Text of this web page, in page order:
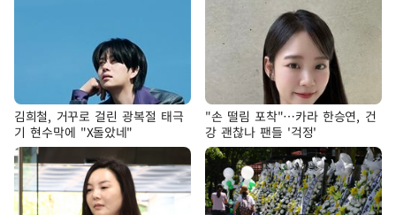
김희철, 거꾸로 걸린 광복절 태극
기 현수막에 "X돌았네"
"손 떨림 포착"…카라 한승연, 건
강 괜찮나 팬들 '걱정'